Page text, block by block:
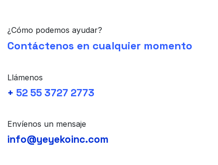
¿Cómo podemos ayudar?
Contáctenos en cualquier momento
Llámenos
+ 52 55 3727 2773
Envíenos un mensaje
info@yeyekoinc.com